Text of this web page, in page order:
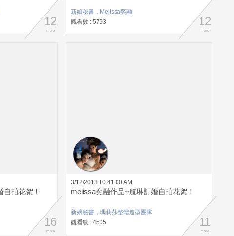
12
more
新娘秘書，Melissa奕融
觀看數 : 5793
12
more
拍花絮！
16
more
3/12/2013 10:41:00 AM
melissa奕融作品~航琳訂婚自拍花絮！
新娘秘書，瑪莉莎整體造型團隊
觀看數 : 4505
11
more